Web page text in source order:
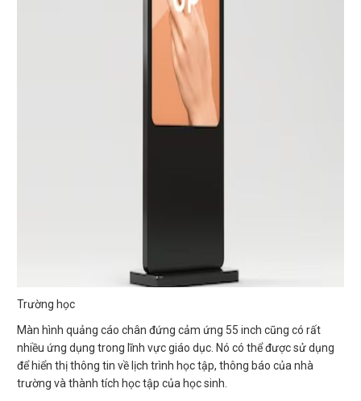
Trường học
Màn hình quảng cáo chân đứng cảm ứng 55 inch cũng có rất
nhiều ứng dụng trong lĩnh vực giáo dục. Nó có thể được sử dụng
để hiển thị thông tin về lịch trình học tập, thông báo của nhà
trường và thành tích học tập của học sinh.